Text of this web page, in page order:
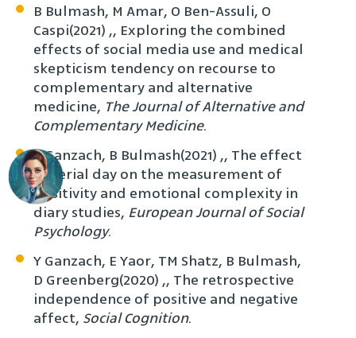
B Bulmash, M Amar, O Ben-Assuli, O
Caspi‏, (2021), Exploring the combined
effects of social media use and medical
skepticism tendency on recourse to
complementary and alternative
medicine‏, The Journal of Alternative and
Complementary Medicine.
Y Ganzach, B Bulmash‏, (2021), The effect
of serial day on the measurement of
positivity and emotional complexity in
diary studies, European Journal of Social
Psychology.
Y Ganzach, E Yaor, TM Shatz, B Bulmash,
D Greenberg‏, (2020), The retrospective
independence of positive and negative
affect‏, Social Cognition.